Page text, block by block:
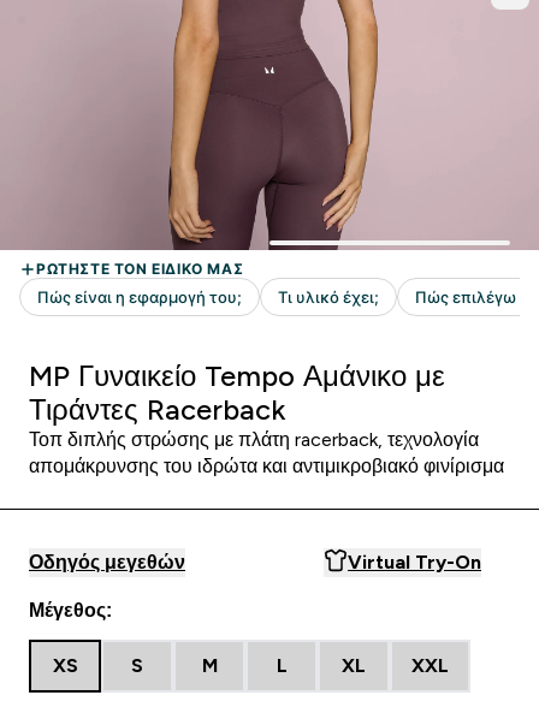
MP Γυναικείο Tempo Αμάνικο με
Τιράντες Racerback
Τοπ διπλής στρώσης με πλάτη racerback, τεχνολογία
απομάκρυνσης του ιδρώτα και αντιμικροβιακό φινίρισμα
Οδηγός μεγεθών Virtual Try-On
Μέγεθος:
XS S M L XL XXL